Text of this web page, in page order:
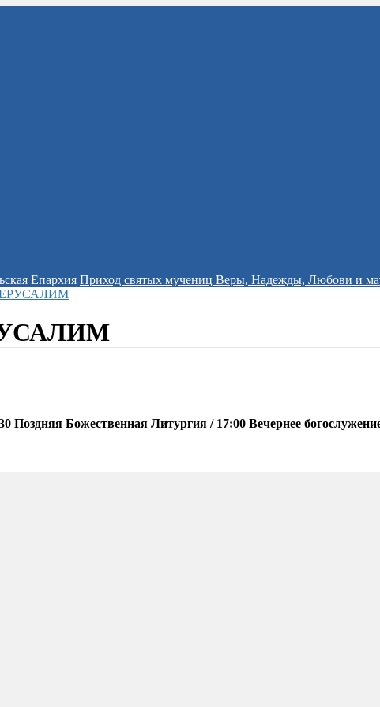
Епархия Приход святых мучениц Веры, Надежды, Любови и
Поздняя Божественная Литургия / 17:00 Вечернее